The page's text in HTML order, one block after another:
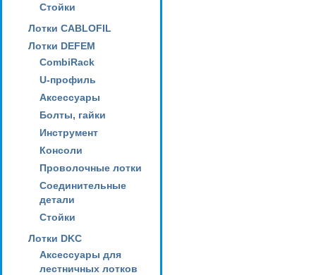
Стойки
Лотки CABLOFIL
Лотки DEFEM
CombiRack
U-профиль
Аксессуары
Болты, гайки
Инструмент
Консоли
Проволочные лотки
Соединительные
детали
Стойки
Лотки DKC
Аксессуары для
лестничных лотков